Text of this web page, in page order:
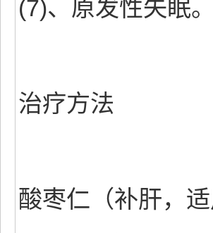
(7)、原发性失眠。
治疗方法
酸枣仁（补肝，